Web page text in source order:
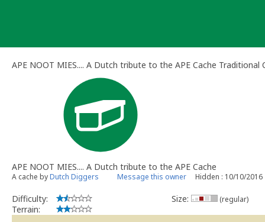
APE NOOT MIES.... A Dutch tribute to the APE Cache Traditional
APE NOOT MIES.... A Dutch tribute to the APE Cache
A cache byDutch Diggers Message this owner Hidden : 10/10/2016
Difficulty:
Terrain:
Size: (regular)